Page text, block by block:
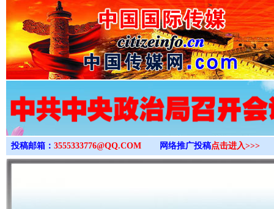
>
投稿邮箱： 3555333776@QQ.COM 网络推广投稿点击进入>>>